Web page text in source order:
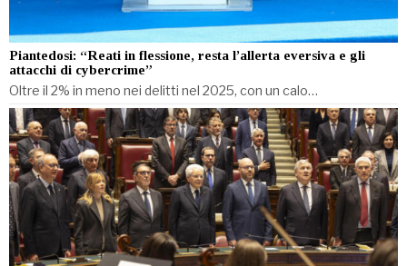
Piantedosi: “Reati in flessione, resta l’allerta eversiva e gli
attacchi di cybercrime”
Oltre il 2% in meno nei delitti nel 2025, con un calo…